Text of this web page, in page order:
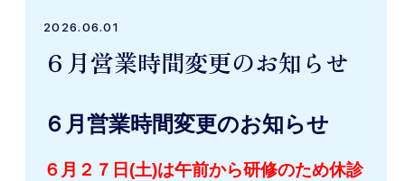
2026.06.01
６月営業時間変更のお知らせ
６月営業時間変更のお知らせ
６月２７日(土)は午前から研修のため休診